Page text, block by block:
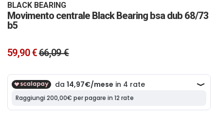
BLACK BEARING
Movimento centrale Black Bearing bsa dub 68/73
b5
59,90 €66,09 €
galleria
di
immagini